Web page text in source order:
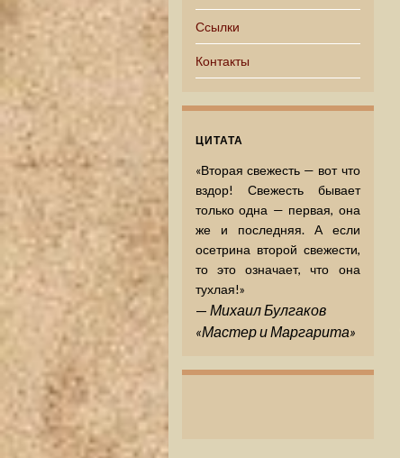
Ссылки
Контакты
ЦИТАТА
«Вторая свежесть — вот что
вздор! Свежесть бывает
только одна — первая, она
же и последняя. А если
осетрина второй свежести,
то это означает, что она
тухлая!»
— Михаил Булгаков
«Мастер и Маргарита»